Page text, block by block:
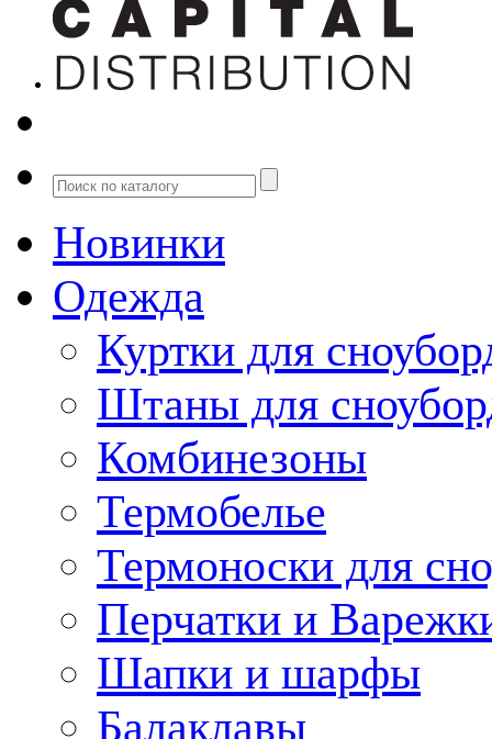
Новинки
Одежда
Куртки для
Штаны для
Комбинезоны
Термобелье
Термоноски для
Перчатки и
Шапки и шарфы
Балаклавы